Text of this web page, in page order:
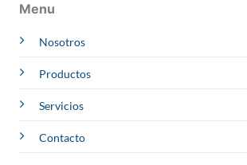
Menu
Nosotros
Productos
Servicios
Contacto